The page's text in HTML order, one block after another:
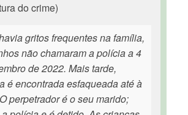
do crime)
gritos frequentes na família,
não chamaram a polícia a 4
de 2022. Mais tarde,
é encontrada esfaqueada até à
perpetrador é o seu marido;